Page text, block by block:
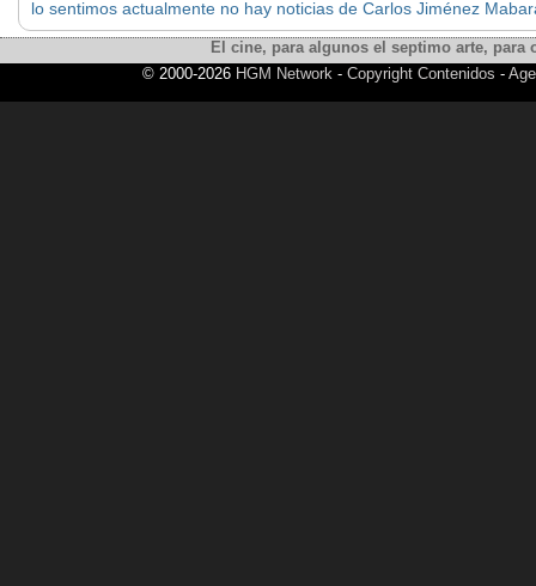
lo sentimos actualmente no hay noticias de Carlos Jiménez
El cine, para algunos el septimo arte,
© 2000-2026 HGM Network- Copyright Contenidos -